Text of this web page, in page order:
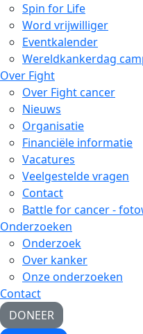
Spin for Life
Word vrijwilliger
Eventkalender
Wereldkankerdag
Over Fight
Over Fight cancer
Nieuws
Organisatie
Financiële informatie
Vacatures
Veelgestelde vragen
Contact
Battle for cancer -
Onderzoeken
Onderzoek
Over kanker
Onze onderzoeken
Contact
DONEER